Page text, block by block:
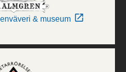
& museum